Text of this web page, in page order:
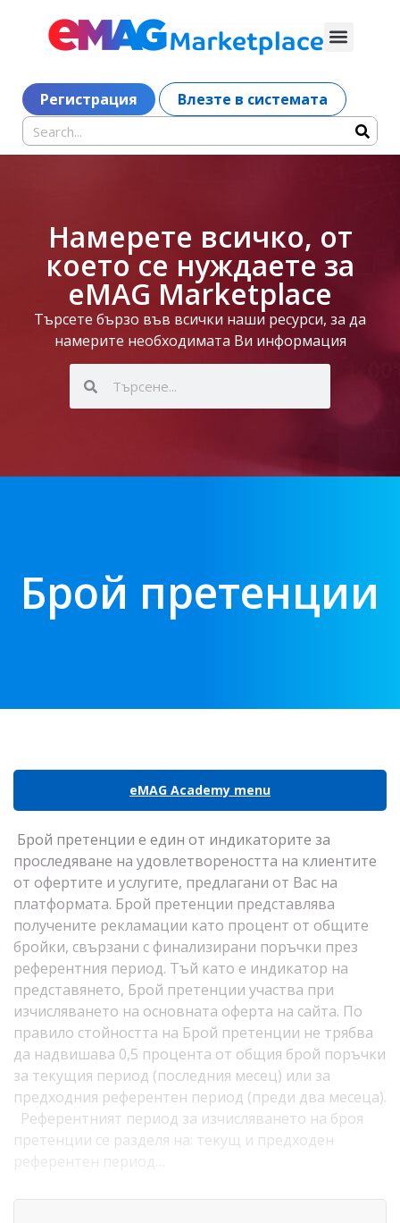
Регистрация Влезте в системата
Намерете всичко, от
което се нуждаете за
eMAG Marketplace
Търсете бързо във всички наши ресурси, за да
намерите необходимата Ви информация
Брой претенции
eMAG Academy menu
Брой претенции е един от индикаторите за
проследяване на удовлетвореността на клиентите
от офертите и услугите, предлагани от Вас на
платформата. Брой претенции представлява
получените рекламации като процент от общите
бройки, свързани с финализирани поръчки през
референтния период. Тъй като е индикатор на
представянето, Брой претенции участва при
изчисляването на основната оферта на сайта. По
правило стойността на Брой претенции не трябва
да надвишава 0,5 процента от общия брой поръчки
за текущия период (последния месец) или за
предходния референтен период (преди два месеца).
Референтният период за изчисляването на броя
претенции се разделя на: текущ и предходен
референтен период…